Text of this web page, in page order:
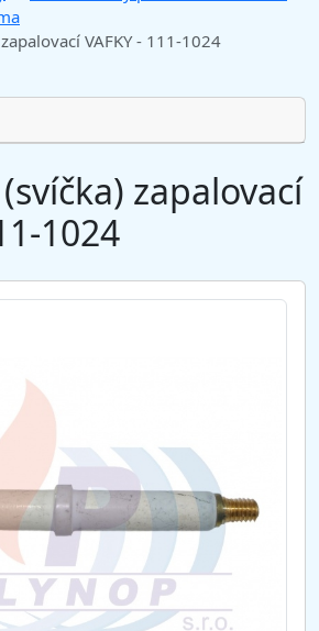
VAFKY - 111-1024
zapalovací
1024